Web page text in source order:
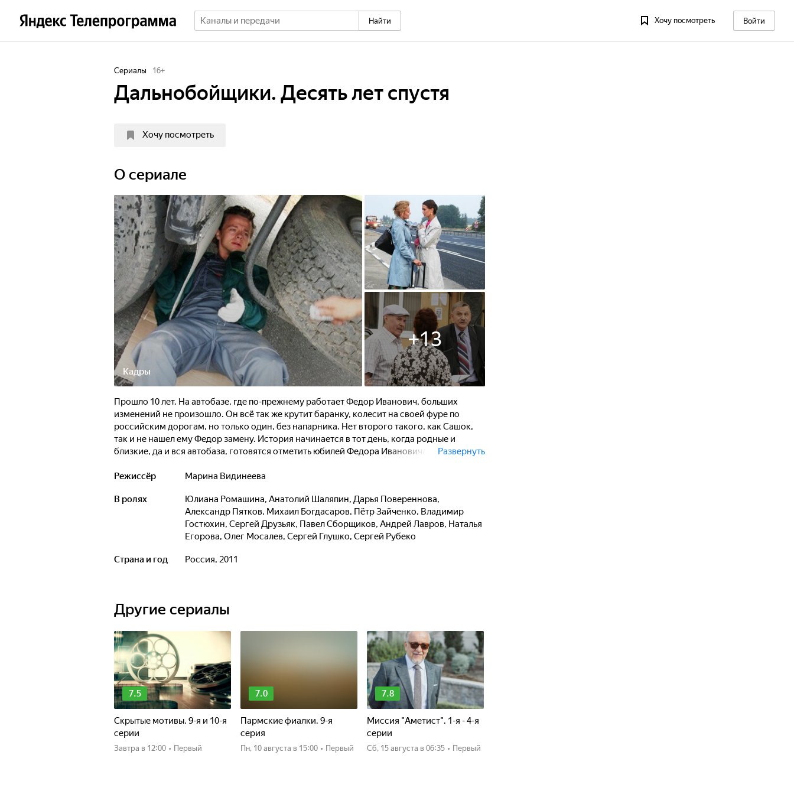
Найти Хочу посмотреть Войти
Сериалы 16+
Дальнобойщики. Десять лет спустя
Хочу посмотреть
O сериале
Кадры
+13
Прошло 10 лет. На автобазе, где по-прежнему работает Федор Иванович, больших
изменений не произошло. Он всё так же крутит баранку, колесит на своей фуре по
российским дорогам, но только один, без напарника. Нет второго такого, как Сашок,
так и не нашел ему Федор замену. История начинается в тот день, когда родные и
близкие, да и вся автобаза, готовятся отметить юбилей Федора Ивановича. Только
столы, Федор Иванович на своем рабочем месте - за рулем фуры. Обычный рейс, груз
подстерегают опасности...
Развернуть
Режиссёр Марина Видинеева
В ролях Юлиана Ромашина, Анатолий Шаляпин, Дарья Повереннова,
Александр Пятков, Михаил Богдасаров, Пётр Зайченко, Владимир
Гостюхин, Сергей Друзьяк, Павел Сборщиков, Андрей Лавров, Наталья
Егорова, Олег Мосалев, Сергей Глушко, Сергей Рубеко
Страна и год Россия, 2011
Другие сериалы
7.5
Скрытые мотивы. 9-я и 10-я
серии
Завтра в 12:00 • Первый
7.0
Пармские фиалки. 9-я
серия
пн, 10 августа в 15:00 • Первый
7.8
Миссия "Аметист". 1-я - 4-я
серии
сб, 15 августа в 06:35 • Первый